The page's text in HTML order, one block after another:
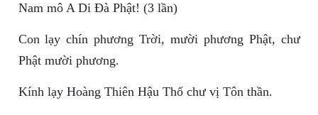
Nam mô A Di Đà Phật! (3 lần)
Con lạy chín phương Trời, mười phương Phật, chư
Phật mười phương.
Kính lạy Hoàng Thiên Hậu Thổ chư vị Tôn thần.